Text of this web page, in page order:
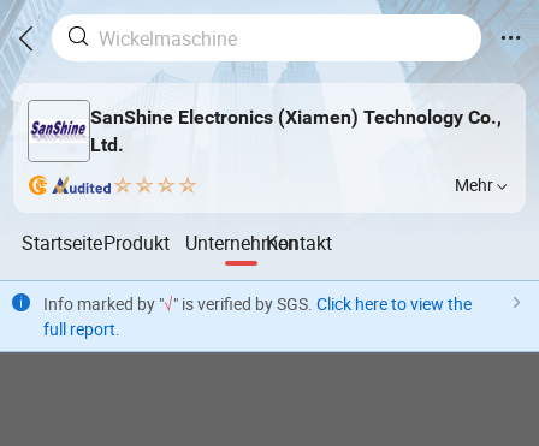
SanShine Electronics (Xiamen) Technology Co.,
Ltd.
Mehr
StartseiteProdukt UnternehmenKontakt
Info marked by "√" is verified by SGS. Click here to view the
full report.